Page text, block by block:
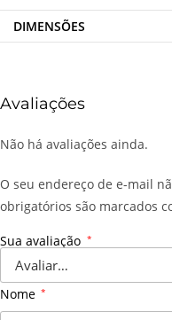
DIMENSÕES
Avaliações
Não há avaliações ainda.
O seu endereço de e-mail
obrigatórios são marcados
Sua avaliação *
Nome *